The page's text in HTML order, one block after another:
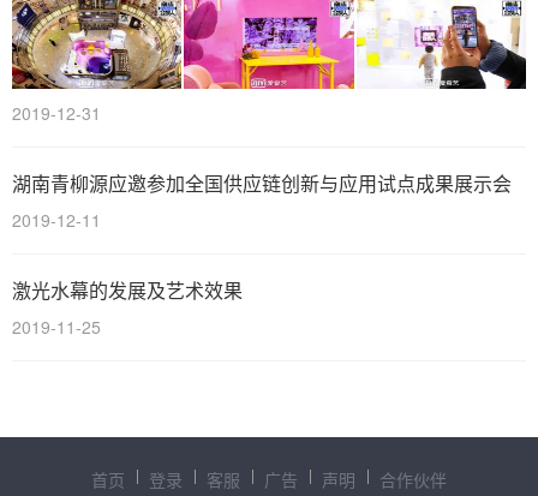
2019-12-31
湖南青柳源应邀参加全国供应链创新与应用试点成果展示会
2019-12-11
激光水幕的发展及艺术效果
2019-11-25
首页 登录 客服 广告 声明 合作伙伴